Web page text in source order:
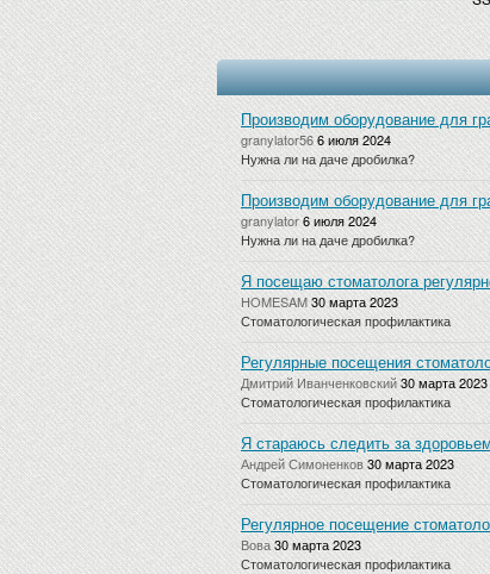
Производим оборудование для
granylator566 июля 2024
Нужна ли на даче дробилка?
Производим оборудование для
granylator6 июля 2024
Нужна ли на даче дробилка?
Я посещаю стоматолога
HOMESAM30 марта 2023
Стоматологическая профилактика
Регулярные посещения
Дмитрий Иванченковский30 марта 2023
Стоматологическая профилактика
Я стараюсь следить за
Андрей Симоненков30 марта 2023
Стоматологическая профилактика
Регулярное посещение
Вова30 марта 2023
Стоматологическая профилактика